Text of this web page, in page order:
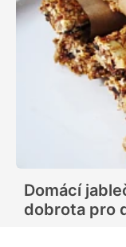
Domácí
dobrota pro